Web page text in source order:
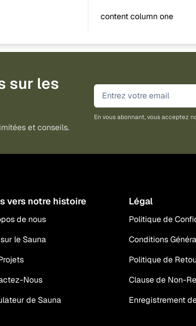
content column one
sur les
et conseils.
En vous abonnant, vous acceptez
vers notre histoire
de nous
le Sauna
Nous
de Sauna
Légal
Politique de
Conditions
Politique de
Clause de Non-
Enregistrement